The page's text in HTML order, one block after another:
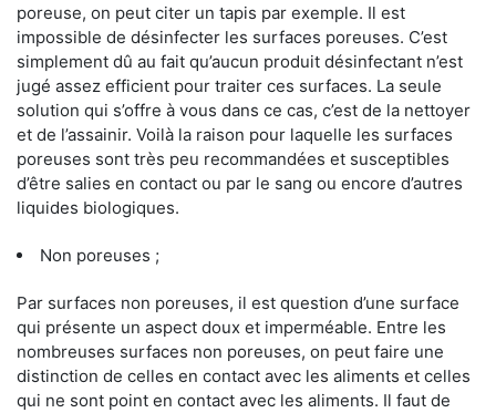
poreuse, on peut citer un tapis par exemple. Il est
impossible de désinfecter les surfaces poreuses. C’est
simplement dû au fait qu’aucun produit désinfectant n’est
jugé assez efficient pour traiter ces surfaces. La seule
solution qui s’offre à vous dans ce cas, c’est de la nettoyer
et de l’assainir. Voilà la raison pour laquelle les surfaces
poreuses sont très peu recommandées et susceptibles
d’être salies en contact ou par le sang ou encore d’autres
liquides biologiques.
Non poreuses ;
Par surfaces non poreuses, il est question d’une surface
qui présente un aspect doux et imperméable. Entre les
nombreuses surfaces non poreuses, on peut faire une
distinction de celles en contact avec les aliments et celles
qui ne sont point en contact avec les aliments. Il faut de